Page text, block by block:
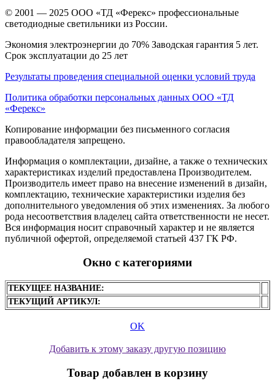
© 2001 — 2025 ООО «ТД «Ферекс» профессиональные
светодиодные светильники из России.
Экономия электроэнергии до 70% Заводская гарантия 5 лет.
Срок эксплуатации до 25 лет
Результаты проведения специальной оценки условий труда
Политика обработки персональных данных ООО «ТД
«Ферекс»
Копирование информации без письменного согласия
правообладателя запрещено.
Информация о комплектации, дизайне, а также о технических
характеристиках изделий предоставлена Производителем.
Производитель имеет право на внесение изменений в дизайн,
комплектацию, технические характеристики изделия без
дополнительного уведомления об этих изменениях. За любого
рода несоответствия владелец сайта ответственности не несет.
Вся информация носит справочный характер и не является
публичной офертой, определяемой статьей 437 ГК РФ.
Окно с категориями
ТЕКУЩЕЕ НАЗВАНИЕ:
ТЕКУЩИЙ АРТИКУЛ:
OK
Добавить к этому заказу другую позицию
Товар добавлен в корзину